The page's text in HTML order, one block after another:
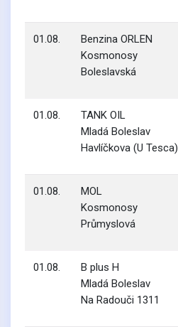
01.08.
Benzina ORLEN
Kosmonosy
Boleslavská
01.08.
TANK OIL
Mladá Boleslav
Havlíčkova (U Tesca)
01.08.
MOL
Kosmonosy
Průmyslová
01.08.
B plus H
Mladá Boleslav
Na Radouči 1311